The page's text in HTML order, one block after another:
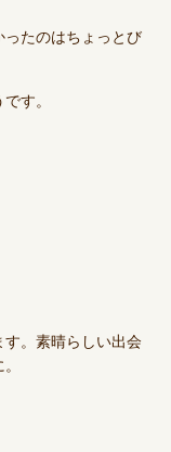
たのはちょっとび
す。
。素晴らしい出会